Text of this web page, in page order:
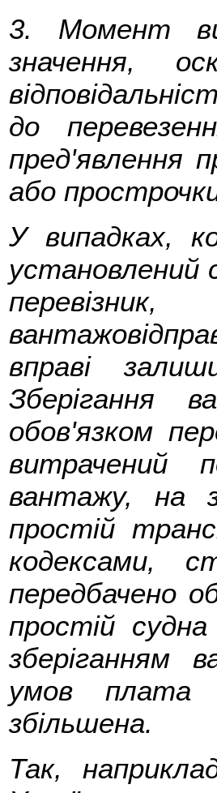
3. Момент
значення,
до
пред'явлення
або
У випадках,
установлений
вправі
Зберігання
обов'язком
витрачений
вантажу, на
простій
кодексами,
передбачено
простій
зберіганням
умов плата
збільшена.
Так,